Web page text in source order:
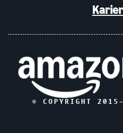
© COPYRIGHT 2015–